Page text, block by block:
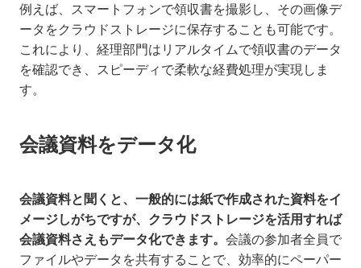
例えば、スマートフォンで領収書を撮影し、その画像デ
ータをクラウドストレージに保存することも可能です。
これにより、経理部門はリアルタイムで領収書のデータ
を確認でき、スピーディで柔軟な経費処理が実現しま
す。
会議資料をデータ化
会議資料と聞くと、一般的には紙で作成された資料をイ
メージしがちですが、クラウドストレージを活用すれば
会議資料さえもデータ化できます。 会議の参加者全員で
ファイルやデータを共有することで、効率的にペーパー